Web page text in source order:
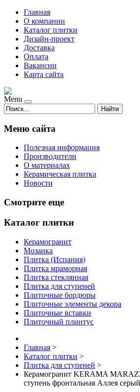
Главная
О компании
Каталог плитки
Дизайн-проект
Доставка
Оплата
Вакансии
Карта сайта
Menu
Найти
Меню сайта
Полезная информация
Производители
О материалах
Керамическая плитка
Новости
Смотрите еще
Каталог плитки
Керамогранит
Мозаика
Плитка (Испания)
Плитка мраморная
Плитка стеклянная
Плитка для ступеней
Плиточные бордюры
Плиточные элементы декора
Плиточные вставки
Плиточный плинтус
Главная >
Каталог плитки >
Плитка для ступеней >
Керамогранит KERAMA
ступень фронтальная Аллея